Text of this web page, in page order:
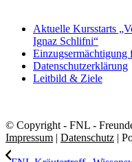
Aktuelle Kursstarts
Ignaz Schlifni“
Datenschutzerklärung
Leitbild & Ziele
© Copyright - FNL -
Impressum | Datenschutz |